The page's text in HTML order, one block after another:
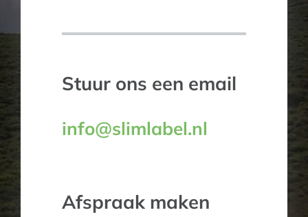
Stuur ons een email
info@slimlabel.nl
Afspraak maken